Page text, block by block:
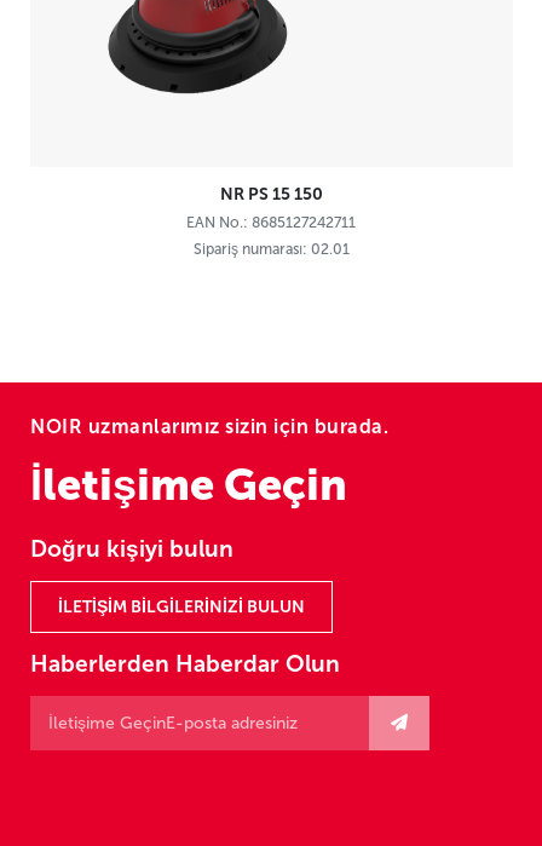
NR PS 15 150
EAN No.: 8685127242711
Sipariş numarası: 02.01
NOIR uzmanlarımız sizin için burada.
İletişime Geçin
Doğru kişiyi bulun
İLETİŞİM BİLGİLERİNİZİ BULUN
Haberlerden Haberdar Olun